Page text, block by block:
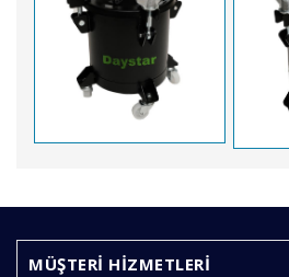
formunu kullanarak tarafımıza
Görüş ve önerileriniz için
MÜŞTERİ HİZMETLERİ